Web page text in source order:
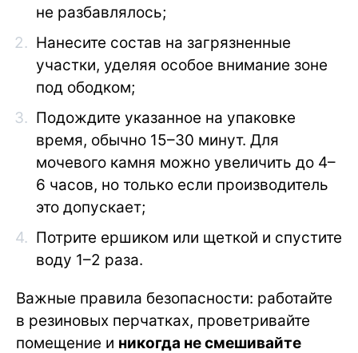
не разбавлялось;
Нанесите состав на загрязненные
участки, уделяя особое внимание зоне
под ободком;
Подождите указанное на упаковке
время, обычно 15–30 минут. Для
мочевого камня можно увеличить до 4–
6 часов, но только если производитель
это допускает;
Потрите ершиком или щеткой и спустите
воду 1–2 раза.
Важные правила безопасности: работайте
в резиновых перчатках, проветривайте
помещение и никогда не смешивайте